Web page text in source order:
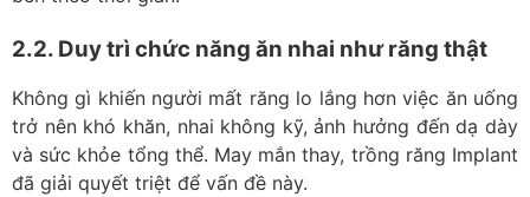
2.2. Duy trì chức năng ăn nhai như răng thật
Không gì khiến người mất răng lo lắng hơn việc ăn uống
trở nên khó khăn, nhai không kỹ, ảnh hưởng đến dạ dày
và sức khỏe tổng thể. May mắn thay, trồng răng Implant
đã giải quyết triệt để vấn đề này.